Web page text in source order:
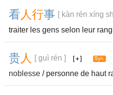
看 人行事 [ kàn rén xíng
traiter les gens selon leur
贵 人
[ guì rén ]
noblesse / personne de haut